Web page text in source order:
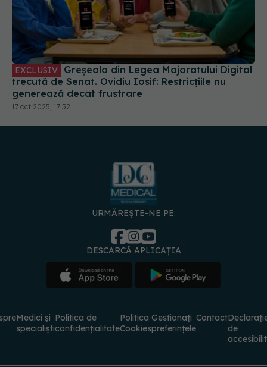
EXCLUSIV Greșeala din Legea Majoratului Digital
trecută de Senat. Ovidiu Iosif: Restricțiile nu
generează decât frustrare
17 oct 2025, 17:52
URMĂREȘTE-NE PE:
DESCARCĂ APLICAȚIA
specialiști confidențialitate Cookies preferințele
de